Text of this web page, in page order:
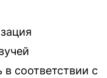
соответствии с